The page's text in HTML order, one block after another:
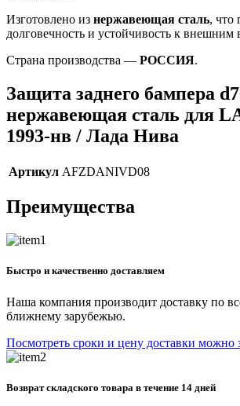
Изготовлено из нержавеющая сталь, что
долговечность и устойчивость к внешним
Страна производства — РОССИЯ.
Защита заднего бампера
нержавеющая сталь для
1993-нв / Лада Нива
Артикул AFZDANIVD08
Преимущества
Быстро и качественно доставляем
Наша компания производит доставку по
ближнему зарубежью.
Посмотреть сроки и цену доставки можно
Возврат складского товара в течение 14 дней